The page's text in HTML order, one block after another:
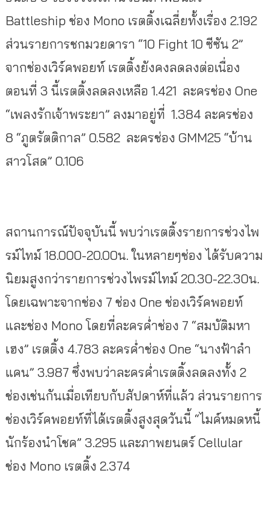
Battleship ช่อง Mono เรตติ้งเฉลี่ยทั้งเรื่อง 2.192
ส่วนรายการชกมวยดารา “10 Fight 10 ซีซัน 2”
จากช่องเวิร์คพอยท์ เรตติ้งยังคงลดลงต่อเนื่อง
ตอนที่ 3 นี้เรตติ้งลดลงเหลือ 1.421 ละครช่อง One
“เพลงรักเจ้าพระยา” ลงมาอยู่ที่ 1.384 ละครช่อง
8 “ภูตรัตติกาล” 0.582 ละครช่อง GMM25 “บ้าน
สาวโสด” 0.106
สถานการณ์ปัจจุบันนี้ พบว่าเรตติ้งรายการช่วงไพ
รม์ไทม์ 18.000-20.00น. ในหลายๆช่อง ได้รับความ
นิยมสูงกว่ารายการช่วงไพรม์ไทม์ 20.30-22.30น.
โดยเฉพาะจากช่อง 7 ช่อง One ช่องเวิร์คพอยท์
และช่อง Mono โดยที่ละครค่ำช่อง 7 “สมบัติมหา
เฮง” เรตติ้ง 4.783 ละครค่ำช่อง One “นางฟ้าลำ
แคน” 3.987 ซึ่งพบว่าละครค่ำเรตติ้งลดลงทั้ง 2
ช่องเช่นกันเมื่อเทียบกับสัปดาห์ที่แล้ว ส่วนรายการ
ช่องเวิร์คพอยท์ที่ได้เรตติ้งสูงสุดวันนี้ “ไมค์หมดหนี้
นักร้องนำโชค” 3.295 และภาพยนตร์ Cellular
ช่อง Mono เรตติ้ง 2.374